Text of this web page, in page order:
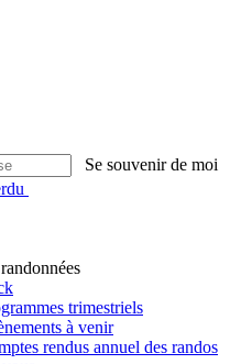
Se souvenir de moi
trimestriels
à venir
rendus annuel des randos